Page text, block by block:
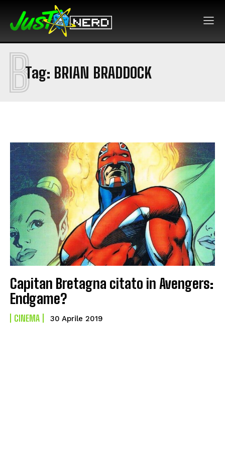
Tag: BRIAN BRADDOCK
B
Capitan Bretagna citato in Avengers:
Endgame?
CINEMA 30 Aprile 2019